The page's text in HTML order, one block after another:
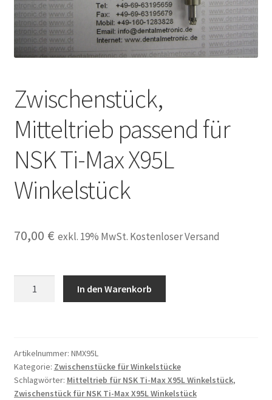
Unsere Firma
Warenkorb
Zwischenstück,
Mitteltrieb passend für
NSK Ti-Max X95L
Winkelstück
70,00 € exkl. 19% MwSt. Kostenloser Versand
Ti-
Max
X95L
In den Warenkorb
Artikelnummer: NMX95L
Kategorie: Zwischenstücke für Winkelstücke
Schlagwörter: Mitteltrieb für NSK Ti-Max X95L Winkelstück,
Zwischenstück für NSK Ti-Max X95L Winkelstück